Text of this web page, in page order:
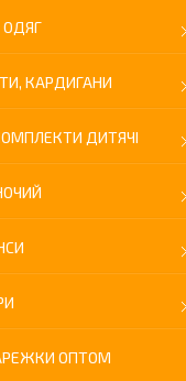
КАРДИГАНИ
ДИТЯЧІ
ОПТОМ